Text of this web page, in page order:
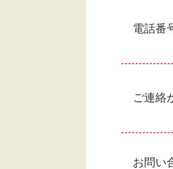
電話番
ご連絡
お問い